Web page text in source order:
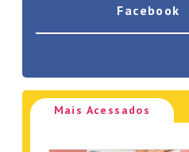
Facebook
Mais Acessados